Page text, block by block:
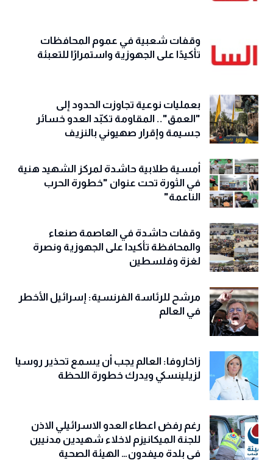
وقفات شعبية في عموم المحافظات
تأكيدًا على الجهوزية واستمرارًا للتعبئة
بعمليات نوعية تجاوزت الحدود إلى
"العمق".. المقاومة تكبّد العدو خسائر
جسيمة وإقرار صهيوني بالنزيف
أمسية طلابية حاشدة لمركز الشهيد هنية
في الثورة تحت عنوان "خطورة الحرب
الناعمة"
وقفات حاشدة في العاصمة صنعاء
والمحافظة تأكيدا على الجهوزية ونصرة
لغزة وفلسطين
مرشح للرئاسة الفرنسية: إسرائيل الأخطر
في العالم
زاخاروفا: العالم يجب أن يسمع تحذير روسيا
لزيلينسكي ويدرك خطورة اللحظة
رغم رفض اعطاء العدو الاسرائيلي الاذن
للجنة الميكانيزم لاخلاء شهيدين مدنيين
في بلدة ميفدون… الهيئة الصحية